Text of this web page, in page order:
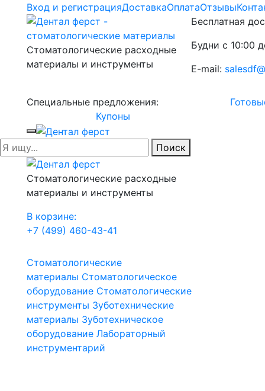
Вход и регистрацияДоставкаОплатаОтзывы
Стоматологические расходные
материалы и инструменты
Бесплатная
Будни с 10:00
E-mail:
Специальные предложения:
Купоны
Поиск
Стоматологические расходные
материалы и инструменты
В корзине:
+7 (499) 460-43-41
Стоматологические
материалы Стоматологическое
оборудование Стоматологические
инструменты Зуботехнические
материалы Зуботехническое
оборудование Лабораторный
инструментарий